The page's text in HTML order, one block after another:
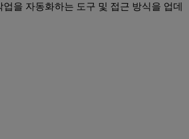
을 자동화하는 도구 및 접근 방식을 업데